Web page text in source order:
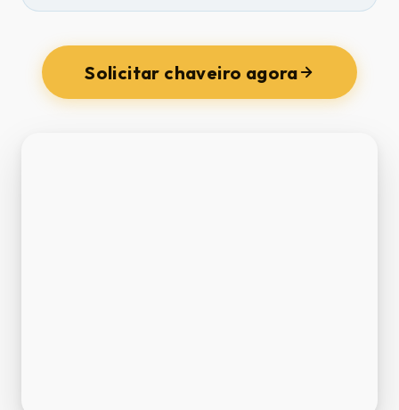
Solicitar chaveiro agora